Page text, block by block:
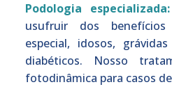
Podologia especializada:
usufruir dos
especial, idosos,
diabéticos. Nosso
fotodinâmica para casos